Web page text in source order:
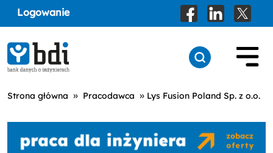
Logowanie
Strona główna » Pracodawca » Lys Fusion Poland Sp. z o.o.